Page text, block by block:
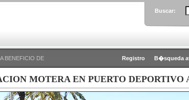
Buscar:
BENEFICIO DE
Registro B�squeda
MOTERA EN PUERTO